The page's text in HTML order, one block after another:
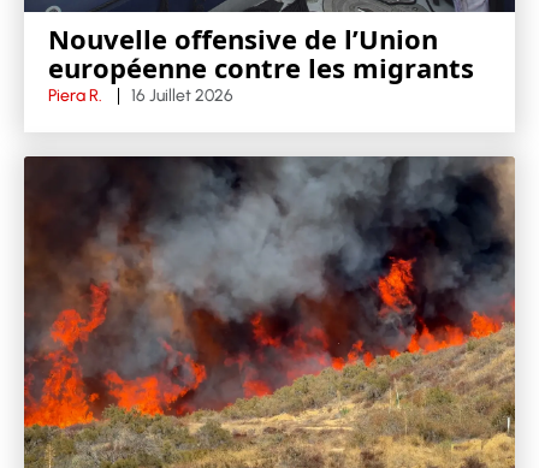
Nouvelle offensive de l’Union
européenne contre les migrants
Piera R. 16 Juillet 2026